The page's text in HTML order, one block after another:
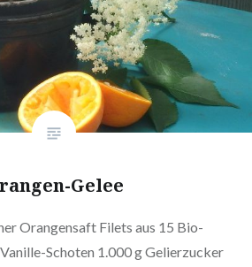
Gelee
Orangensaft Filets aus 15 Bio-
Schoten 1.000 g Gelierzucker